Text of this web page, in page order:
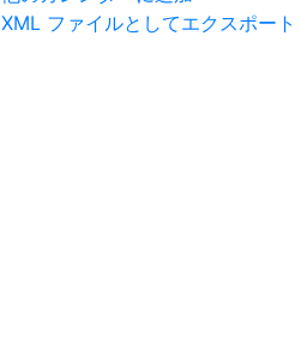
XML ファイルとしてエクスポート